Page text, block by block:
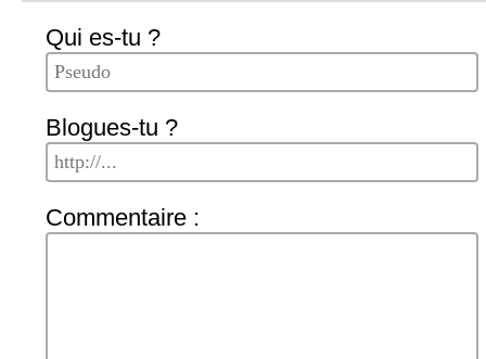
Qui es-tu ?
Blogues-tu ?
Commentaire :